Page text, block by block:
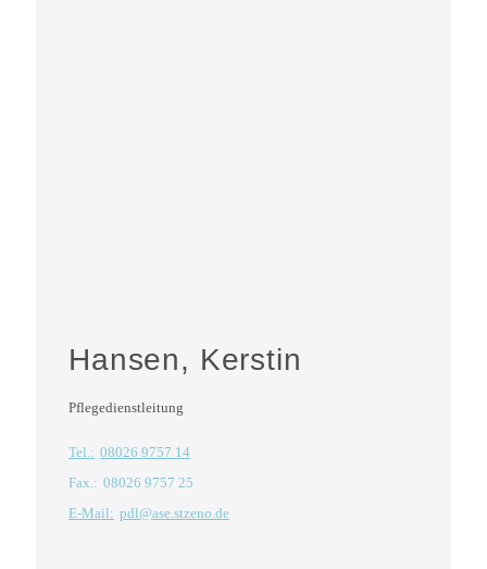
Hansen, Kerstin
Pflegedienstleitung
Tel.: 08026 9757 14
Fax.: 08026 9757 25
E-Mail: pdl@ase.stzeno.de